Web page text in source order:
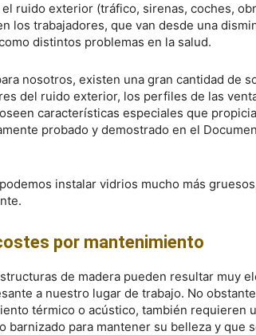
ruido exterior (tráfico, sirenas, coches,
los trabajadores, que van desde una
distintos problemas en la salud.
nosotros, existen una gran cantidad de
del ruido exterior, los perfiles de las
características especiales que
probado y demostrado en el
instalar vidrios mucho más
por mantenimiento
de madera pueden resultar muy
a nuestro lugar de trabajo. No
térmico o acústico, también requieren
barnizado para mantener su belleza y que